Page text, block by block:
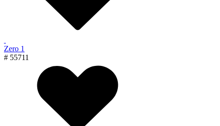
Zero 1
# 55711